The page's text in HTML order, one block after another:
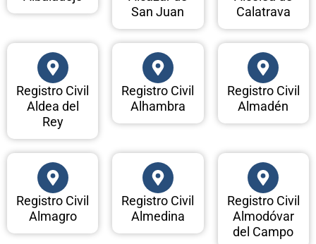
San Juan
Calatrava
Registro Civil
Aldea del
Rey
Registro Civil
Alhambra
Registro Civil
Almadén
Registro Civil
Almagro
Registro Civil
Almedina
Registro Civil
Almodóvar
del Campo